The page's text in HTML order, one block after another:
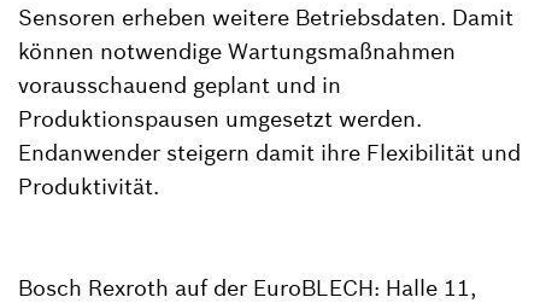
Sensoren erheben weitere Betriebsdaten. Damit
können notwendige Wartungsmaßnahmen
vorausschauend geplant und in
Produktionspausen umgesetzt werden.
Endanwender steigern damit ihre Flexibilität und
Produktivität.
Bosch Rexroth auf der EuroBLECH: Halle 11,